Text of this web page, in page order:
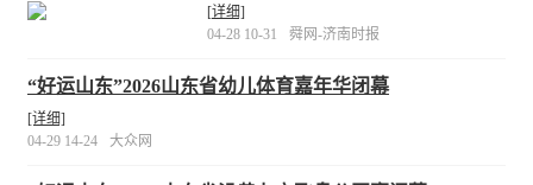
[详细]
04-28 10-31
舜网-济南时报
“好运山东”2026山东省幼儿体育嘉年华闭幕
[详细]
04-29 14-24
大众网